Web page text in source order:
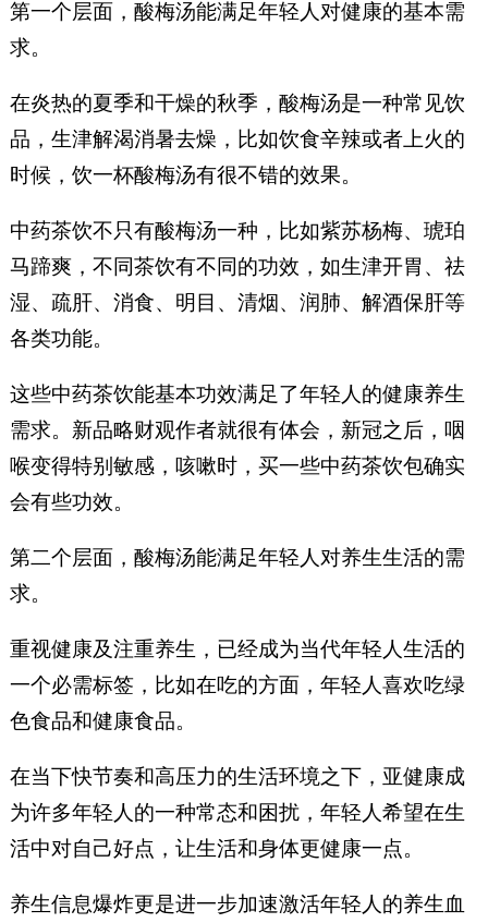
第一个层面，酸梅汤能满足年轻人对健康的基本需
求。
在炎热的夏季和干燥的秋季，酸梅汤是一种常见饮
品，生津解渴消暑去燥，比如饮食辛辣或者上火的
时候，饮一杯酸梅汤有很不错的效果。
中药茶饮不只有酸梅汤一种，比如紫苏杨梅、琥珀
马蹄爽，不同茶饮有不同的功效，如生津开胃、祛
湿、疏肝、消食、明目、清烟、润肺、解酒保肝等
各类功能。
这些中药茶饮能基本功效满足了年轻人的健康养生
需求。新品略财观作者就很有体会，新冠之后，咽
喉变得特别敏感，咳嗽时，买一些中药茶饮包确实
会有些功效。
第二个层面，酸梅汤能满足年轻人对养生生活的需
求。
重视健康及注重养生，已经成为当代年轻人生活的
一个必需标签，比如在吃的方面，年轻人喜欢吃绿
色食品和健康食品。
在当下快节奏和高压力的生活环境之下，亚健康成
为许多年轻人的一种常态和困扰，年轻人希望在生
活中对自己好点，让生活和身体更健康一点。
养生信息爆炸更是进一步加速激活年轻人的养生血